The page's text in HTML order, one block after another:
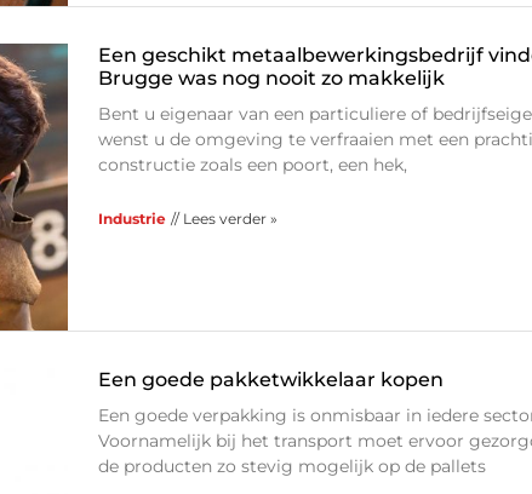
Een geschikt metaalbewerkingsbedrijf
Brugge was nog nooit zo makkelijk
Bent u eigenaar van een particuliere of
wenst u de omgeving te verfraaien met een
constructie zoals een poort, een hek,
Industrie // Lees verder »
Een goede pakketwikkelaar kopen
Een goede verpakking is onmisbaar in iedere
Voornamelijk bij het transport moet ervoor
de producten zo stevig mogelijk op de pallets